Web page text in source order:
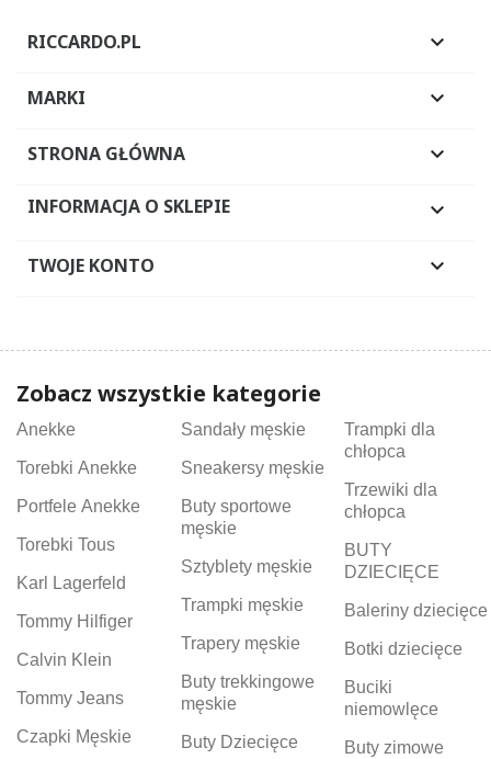
RICCARDO.PL 
MARKI 
STRONA GŁÓWNA 
INFORMACJA O SKLEPIE 
TWOJE KONTO 
Zobacz wszystkie kategorie
Anekke
Torebki Anekke
Portfele Anekke
Torebki Tous
Karl Lagerfeld
Tommy Hilfiger
Calvin Klein
Tommy Jeans
Czapki Męskie
Sandały męskie
Sneakersy męskie
Buty sportowe
męskie
Sztyblety męskie
Trampki męskie
Trapery męskie
Buty trekkingowe
męskie
Buty Dziecięce
Trampki dla
chłopca
Trzewiki dla
chłopca
BUTY
DZIECIĘCE
Baleriny dziecięce
Botki dziecięce
Buciki
niemowlęce
Buty zimowe